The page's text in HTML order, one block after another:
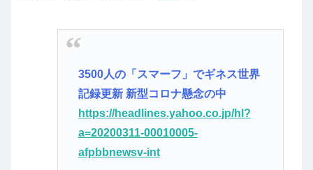
3500人の「スマーフ」でギネス世界
記録更新 新型コロナ懸念の中
https://headlines.yahoo.co.jp/hl?
a=20200311-00010005-
afpbbnewsv-int